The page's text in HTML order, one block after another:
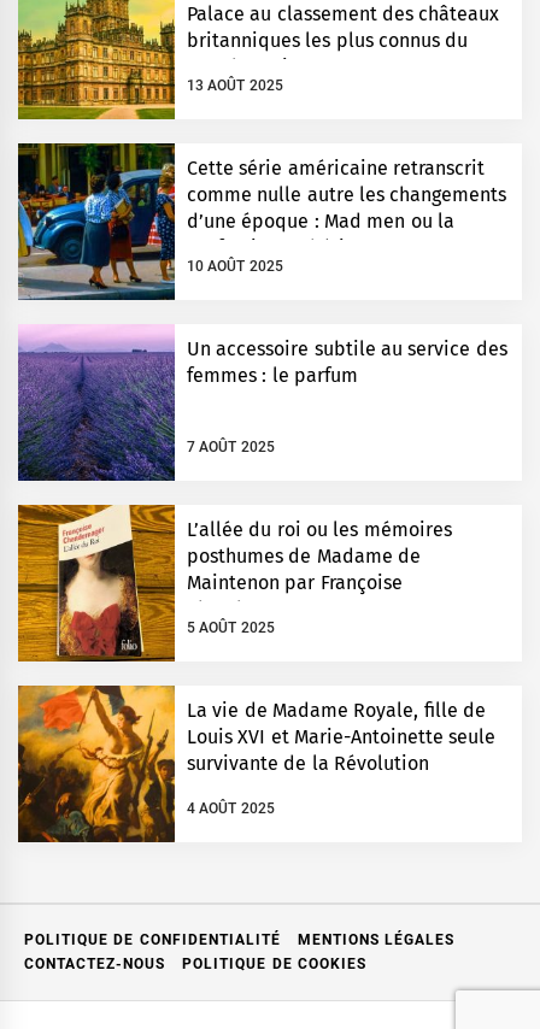
Palace au classement des châteaux
britanniques les plus connus du
monde entier
13 AOÛT 2025
Cette série américaine retranscrit
comme nulle autre les changements
d’une époque : Mad men ou la
perfection esthétique
10 AOÛT 2025
Un accessoire subtile au service des
femmes : le parfum
7 AOÛT 2025
L’allée du roi ou les mémoires
posthumes de Madame de
Maintenon par Françoise
Chandernagor
5 AOÛT 2025
La vie de Madame Royale, fille de
Louis XVI et Marie-Antoinette seule
survivante de la Révolution
4 AOÛT 2025
POLITIQUE DE CONFIDENTIALITÉ
MENTIONS LÉGALES
CONTACTEZ-NOUS
POLITIQUE DE COOKIES